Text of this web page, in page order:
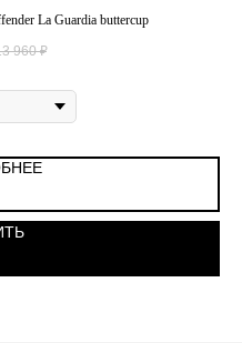
La Guardia buttercup
960 ₽